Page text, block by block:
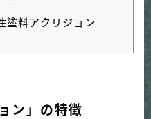
塗料アクリジョン
ン」の特徴